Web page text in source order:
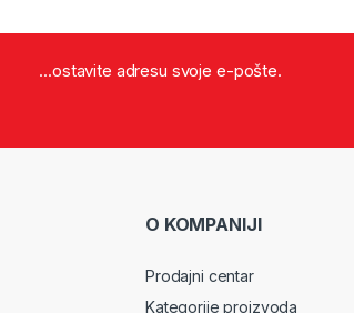
...ostavite adresu svoje e-pošte.
O KOMPANIJI
Prodajni centar
Kategorije proizvoda